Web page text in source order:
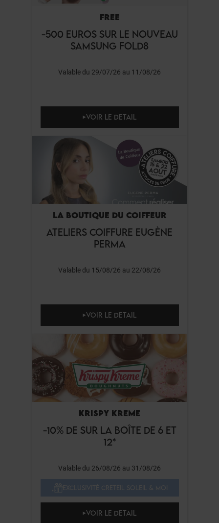
FREE
-500 EUROS SUR LE NOUVEAU
SAMSUNG FOLD8
Valable du 29/07/26 au 11/08/26
VOIR LE DETAIL
LA BOUTIQUE DU COIFFEUR
ATELIERS COIFFURE EUGÈNE
PERMA
Valable du 15/08/26 au 22/08/26
VOIR LE DETAIL
KRISPY KREME
-10% DE SUR LA BOÎTE DE 6 ET
12*
Valable du 26/08/26 au 31/08/26
VOIR LE DETAIL